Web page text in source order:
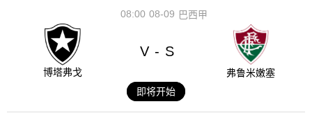
08-09
08:00 巴西甲
博塔弗戈
V - S
弗鲁米嫩塞
即将开始